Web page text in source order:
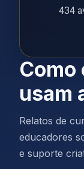
434
usam
Relatos de
educadores
e suporte